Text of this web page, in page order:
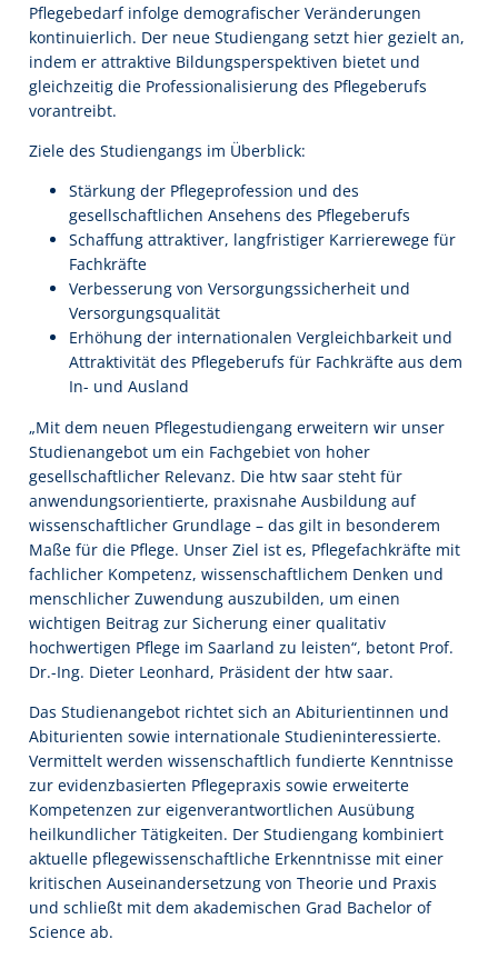
Pflegebedarf infolge demografischer Veränderungen
kontinuierlich. Der neue Studiengang setzt hier gezielt an,
indem er attraktive Bildungsperspektiven bietet und
gleichzeitig die Professionalisierung des Pflegeberufs
vorantreibt.
Ziele des Studiengangs im Überblick:
Stärkung der Pflegeprofession und des
gesellschaftlichen Ansehens des Pflegeberufs
Schaffung attraktiver, langfristiger Karrierewege für
Fachkräfte
Verbesserung von Versorgungssicherheit und
Versorgungsqualität
Erhöhung der internationalen Vergleichbarkeit und
Attraktivität des Pflegeberufs für Fachkräfte aus dem
In- und Ausland
„Mit dem neuen Pflegestudiengang erweitern wir unser
Studienangebot um ein Fachgebiet von hoher
gesellschaftlicher Relevanz. Die htw saar steht für
anwendungsorientierte, praxisnahe Ausbildung auf
wissenschaftlicher Grundlage – das gilt in besonderem
Maße für die Pflege. Unser Ziel ist es, Pflegefachkräfte mit
fachlicher Kompetenz, wissenschaftlichem Denken und
menschlicher Zuwendung auszubilden, um einen
wichtigen Beitrag zur Sicherung einer qualitativ
hochwertigen Pflege im Saarland zu leisten“, betont Prof.
Dr.-Ing. Dieter Leonhard, Präsident der htw saar.
Das Studienangebot richtet sich an Abiturientinnen und
Abiturienten sowie internationale Studieninteressierte.
Vermittelt werden wissenschaftlich fundierte Kenntnisse
zur evidenzbasierten Pflegepraxis sowie erweiterte
Kompetenzen zur eigenverantwortlichen Ausübung
heilkundlicher Tätigkeiten. Der Studiengang kombiniert
aktuelle pflegewissenschaftliche Erkenntnisse mit einer
kritischen Auseinandersetzung von Theorie und Praxis
und schließt mit dem akademischen Grad Bachelor of
Science ab.